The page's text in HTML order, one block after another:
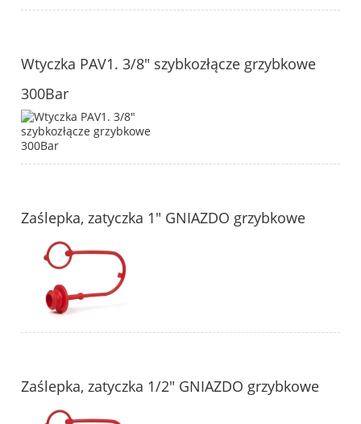
Wtyczka PAV1. 3/8" szybkozłącze grzybkowe
300Bar
Zaślepka, zatyczka 1" GNIAZDO grzybkowe
Zaślepka, zatyczka 1/2" GNIAZDO grzybkowe